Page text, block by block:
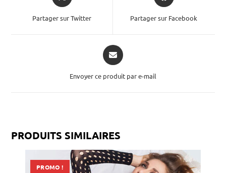
Partager sur Twitter Partager sur Facebook
Envoyer ce produit par e-mail
PRODUITS SIMILAIRES
PROMO !